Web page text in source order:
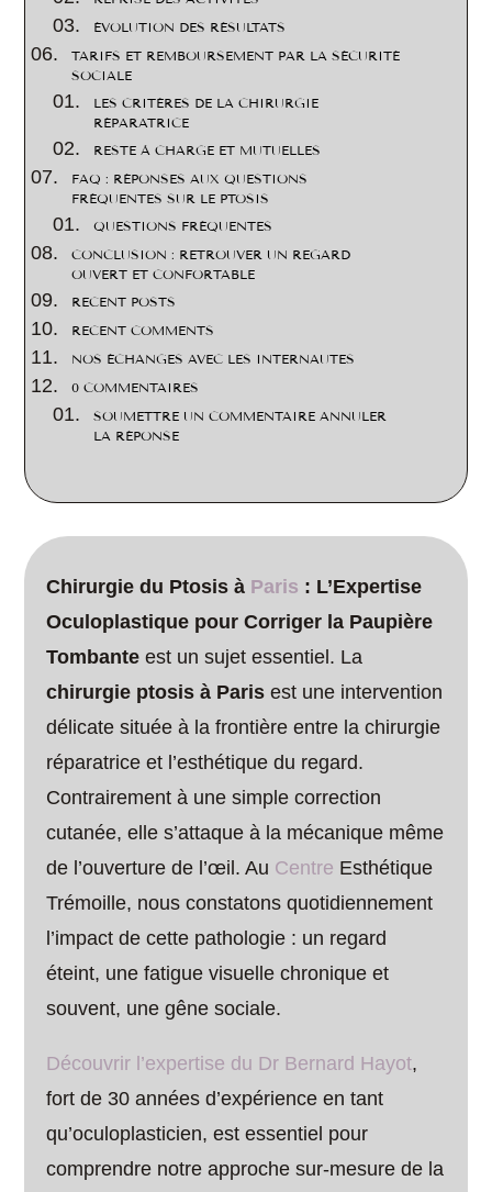
ÉVOLUTION DES RÉSULTATS
TARIFS ET REMBOURSEMENT PAR LA SÉCURITÉ
SOCIALE
LES CRITÈRES DE LA CHIRURGIE
RÉPARATRICE
RESTE À CHARGE ET MUTUELLES
FAQ : RÉPONSES AUX QUESTIONS
FRÉQUENTES SUR LE PTOSIS
QUESTIONS FRÉQUENTES
CONCLUSION : RETROUVER UN REGARD
OUVERT ET CONFORTABLE
RECENT POSTS
RECENT COMMENTS
NOS ÉCHANGES AVEC LES INTERNAUTES
0 COMMENTAIRES
SOUMETTRE UN COMMENTAIRE ANNULER
LA RÉPONSE
Chirurgie du Ptosis à Paris : L’Expertise
Oculoplastique pour Corriger la Paupière
Tombante est un sujet essentiel. La
chirurgie ptosis à Paris est une intervention
délicate située à la frontière entre la chirurgie
réparatrice et l’esthétique du regard.
Contrairement à une simple correction
cutanée, elle s’attaque à la mécanique même
de l’ouverture de l’œil. Au Centre Esthétique
Trémoille, nous constatons quotidiennement
l’impact de cette pathologie : un regard
éteint, une fatigue visuelle chronique et
souvent, une gêne sociale.
Découvrir l’expertise du Dr Bernard Hayot,
fort de 30 années d’expérience en tant
qu’oculoplasticien, est essentiel pour
comprendre notre approche sur-mesure de la